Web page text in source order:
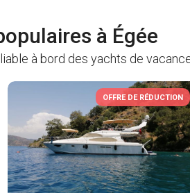
à Égée
à bord des yachts de
OFFRE DE RÉDUCTION